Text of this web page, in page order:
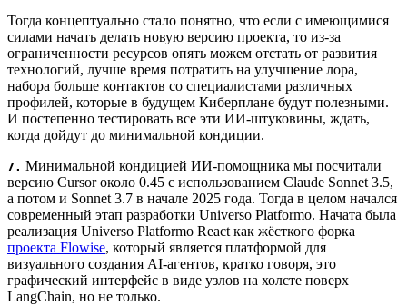
Тогда концептуально стало понятно, что если с имеющимися
силами начать делать новую версию проекта, то из-за
ограниченности ресурсов опять можем отстать от развития
технологий, лучше время потратить на улучшение лора,
набора больше контактов со специалистами различных
профилей, которые в будущем Киберплане будут полезными.
И постепенно тестировать все эти ИИ-штуковины, ждать,
когда дойдут до минимальной кондиции.
7. Минимальной кондицией ИИ-помощника мы посчитали
версию Cursor около 0.45 с использованием Claude Sonnet 3.5,
а потом и Sonnet 3.7 в начале 2025 года. Тогда в целом начался
современный этап разработки Universo Platformo. Начата была
реализация Universo Platformo React как жёсткого форка
проекта Flowise, который является платформой для
визуального создания AI-агентов, кратко говоря, это
графический интерфейс в виде узлов на холсте поверх
LangChain, но не только.